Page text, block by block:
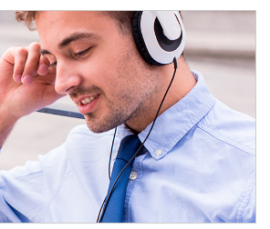
iraní para llevar al país a la
no se reabre el estrecho de Ormuz
la noche.